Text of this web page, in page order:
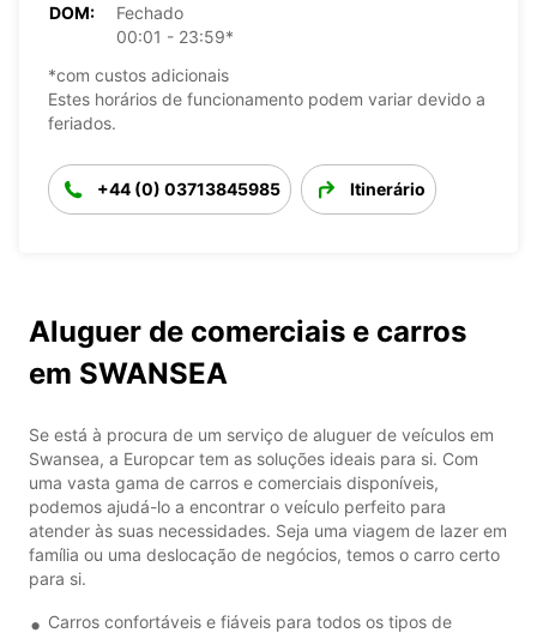
DOM:
Fechado
00:01 - 23:59*
*com custos adicionais
Estes horários de funcionamento podem variar devido a
feriados.
+44 (0) 03713845985 Itinerário
Aluguer de comerciais e carros
em SWANSEA
Se está à procura de um serviço de aluguer de veículos em
Swansea, a Europcar tem as soluções ideais para si. Com
uma vasta gama de carros e comerciais disponíveis,
podemos ajudá-lo a encontrar o veículo perfeito para
atender às suas necessidades. Seja uma viagem de lazer em
família ou uma deslocação de negócios, temos o carro certo
para si.
Carros confortáveis e fiáveis para todos os tipos de